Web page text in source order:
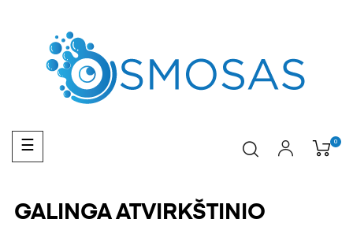
Toggle
navigation
☰ 0
GALINGA ATVIRKŠTINIO